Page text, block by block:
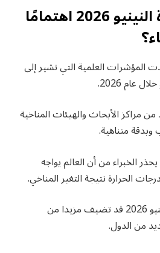
لماذا تثير ظاهرة النينيو 2026 اهتمامًا
المؤشرات العلمية التي تشير إلى
عام 2026.
من مراكز الأبحاث والهيئات المناخية
متناهية.
الخبراء من أن العالم يواجه
الحرارة نتيجة التغير المناخي.
لذلك فإن عودة ظاهرة النينيو 2026 قد تضيف مزيدا من
من الدول.